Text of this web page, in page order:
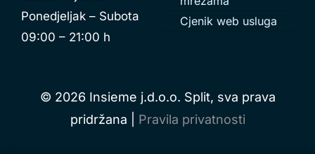
Ponedjeljak – Subota
09:00 – 21:00 h
Cjenik web usluga
© 2026 Insieme j.d.o.o. Split, sva prava
pridržana | Pravila privatnosti